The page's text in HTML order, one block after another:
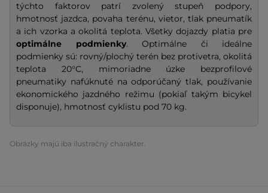
týchto faktorov patrí zvolený stupeň podpory,
hmotnosť jazdca, povaha terénu, vietor, tlak pneumatík
a ich vzorka a okolitá teplota. Všetky dojazdy platia pre
optimálne podmienky. Optimálne či ideálne
podmienky sú: rovný/plochý terén bez protivetra, okolitá
teplota 20°C, mimoriadne úzke bezprofilové
pneumatiky nafúknuté na odporúčaný tlak, používanie
ekonomického jazdného režimu (pokiaľ takým bicykel
disponuje), hmotnosť cyklistu pod 70 kg.
Obrázky majú iba ilustračný charakter.